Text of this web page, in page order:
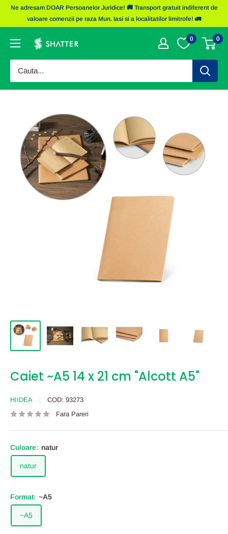
SaritiNe adresam DOAR Persoanelor Juridice! 🚚 Transport gratuit indiferent de
valoare comenzii pe raza Mun. Iasi si a localitatilor limitrofe! 🚛
Obiecte
Shatter
0 0
Caiet ~A5 14 x 21 cm "Alcott A5"
HIIDEA COD: 93273
Fara Pareri
Culoare: natur
natur
Format: ~A5
~A5